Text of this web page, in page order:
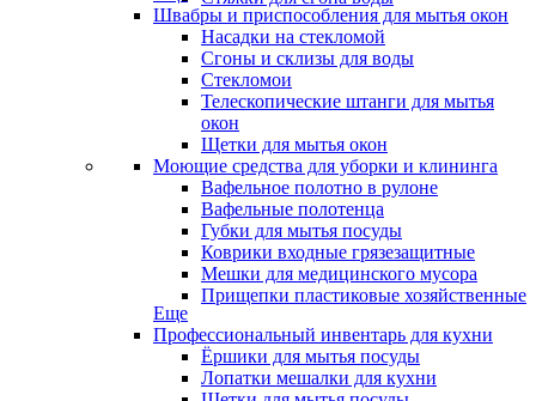
Швабры и приспособления для мытья окон
Насадки на стекломой
Сгоны и склизы для воды
Стекломои
Телескопические штанги для мытья
окон
Щетки для мытья окон
Моющие средства для уборки и клининга
Вафельное полотно в рулоне
Вафельные полотенца
Губки для мытья посуды
Коврики входные грязезащитные
Мешки для медицинского мусора
Прищепки пластиковые хозяйственные
Еще
Профессиональный инвентарь для кухни
Ёршики для мытья посуды
Лопатки мешалки для кухни